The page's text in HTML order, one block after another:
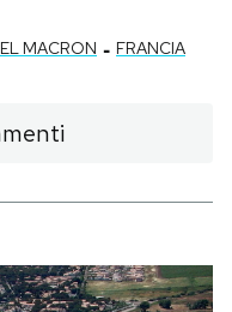
MACRON - FRANCIA